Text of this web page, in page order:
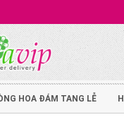
HOA ĐÁM TANG LỄ